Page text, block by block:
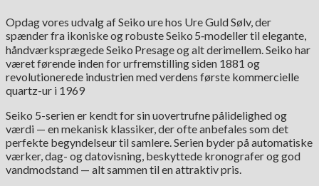
Opdag vores udvalg af Seiko ure hos Ure Guld Sølv, der
spænder fra ikoniske og robuste Seiko 5‑modeller til elegante,
håndværksprægede Seiko Presage og alt derimellem. Seiko har
været førende inden for urfremstilling siden 1881 og
revolutionerede industrien med verdens første kommercielle
quartz-ur i 1969
Seiko 5-serien er kendt for sin uovertrufne pålidelighed og
værdi — en mekanisk klassiker, der ofte anbefales som det
perfekte begyndelseur til samlere. Serien byder på automatiske
værker, dag- og datovisning, beskyttede kronografer og god
vandmodstand — alt sammen til en attraktiv pris.